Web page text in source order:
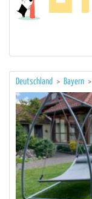
Deutschland > Bayern >